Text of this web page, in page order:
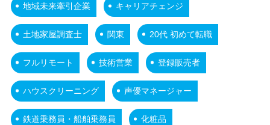
地域未来牽引企業 キャリアチェンジ
土地家屋調査士 関東 20代 初めて転職
フルリモート 技術営業 登録販売者
ハウスクリーニング 声優マネージャー
鉄道乗務員・船舶乗務員 化粧品